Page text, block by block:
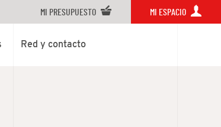
MI PRESUPUESTO MI ESPACIO
Red y contacto